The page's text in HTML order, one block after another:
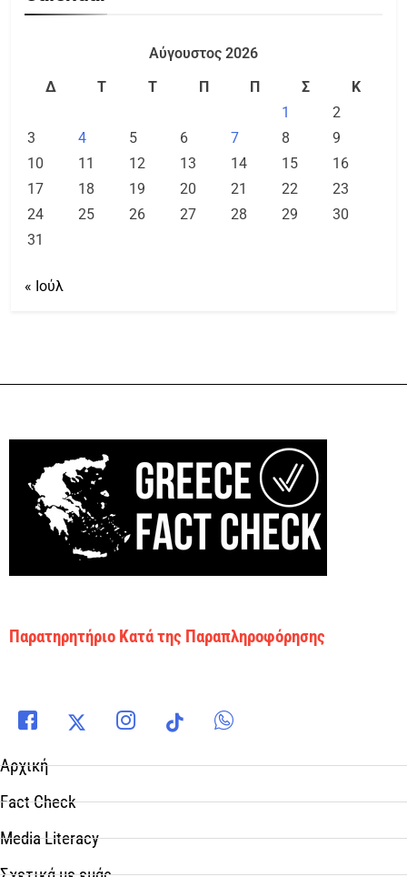
Αύγουστος 2026
Δ
Τ Τ Π Π Σ
Κ
1
2
3
4 5 6 7 8
9
10
11 12 13 14 15
16
17
18 19 20 21 22
23
24
25 26 27 28 29
30
31
« Ιούλ
Παρατηρητήριο Κατά της Παραπληροφόρησης
Αρχική
Fact Check
Media Literacy